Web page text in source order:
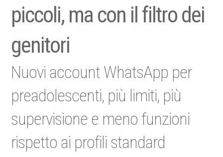
piccoli, ma con il filtro dei
genitori
Nuovi account WhatsApp per
preadolescenti, più limiti, più
supervisione e meno funzioni
rispetto ai profili standard